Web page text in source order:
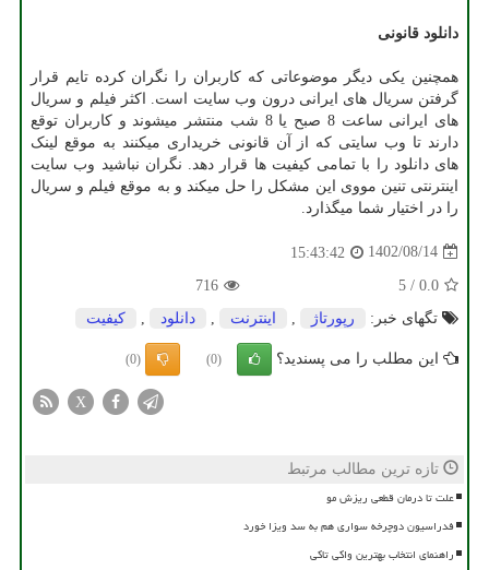
دانلود قانونی
همچنین یکی دیگر موضوعاتی که کاربران را نگران کرده تایم قرار
گرفتن سریال های ایرانی درون وب سایت است. اکثر فیلم و سریال
های ایرانی ساعت 8 صبح یا 8 شب منتشر میشوند و کاربران توقع
دارند تا وب سایتی که از آن قانونی خریداری میکنند به موقع لینک
های دانلود را با تمامی کیفیت ها قرار دهد. نگران نباشید وب سایت
اینترنتی تنین مووی این مشکل را حل میکند و به موقع فیلم و سریال
را در اختیار شما میگذارد.
1402/08/14
15:43:42
0.0
/
5
716
تگهای خبر:
رپورتاژ اینترنت دانلود كیفیت
این مطلب را می پسندید؟ (0)
(0)
X
تازه ترین مطالب مرتبط
علت تا درمان قطعی ریزش مو
فدراسیون دوچرخه سواری هم به سد ویزا خورد
راهنمای انتخاب بهترین واکی تاکی